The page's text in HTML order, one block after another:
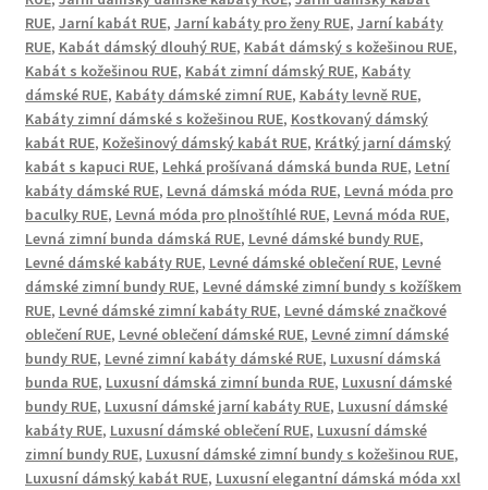
RUE, Jarní kabát RUE, Jarní kabáty pro ženy RUE, Jarní kabáty
RUE, Kabát dámský dlouhý RUE, Kabát dámský s kožešinou RUE,
Kabát s kožešinou RUE, Kabát zimní dámský RUE, Kabáty
dámské RUE, Kabáty dámské zimní RUE, Kabáty levně RUE,
Kabáty zimní dámské s kožešinou RUE, Kostkovaný dámský
kabát RUE, Kožešinový dámský kabát RUE, Krátký jarní dámský
kabát s kapuci RUE, Lehká prošívaná dámská bunda RUE, Letní
kabáty dámské RUE, Levná dámská móda RUE, Levná móda pro
baculky RUE, Levná móda pro plnoštíhlé RUE, Levná móda RUE,
Levná zimní bunda dámská RUE, Levné dámské bundy RUE,
Levné dámské kabáty RUE, Levné dámské oblečení RUE, Levné
dámské zimní bundy RUE, Levné dámské zimní bundy s kožíškem
RUE, Levné dámské zimní kabáty RUE, Levné dámské značkové
oblečení RUE, Levné oblečení dámské RUE, Levné zimní dámské
bundy RUE, Levné zimní kabáty dámské RUE, Luxusní dámská
bunda RUE, Luxusní dámská zimní bunda RUE, Luxusní dámské
bundy RUE, Luxusní dámské jarní kabáty RUE, Luxusní dámské
kabáty RUE, Luxusní dámské oblečení RUE, Luxusní dámské
zimní bundy RUE, Luxusní dámské zimní bundy s kožešinou RUE,
Luxusní dámský kabát RUE, Luxusní elegantní dámská móda xxl